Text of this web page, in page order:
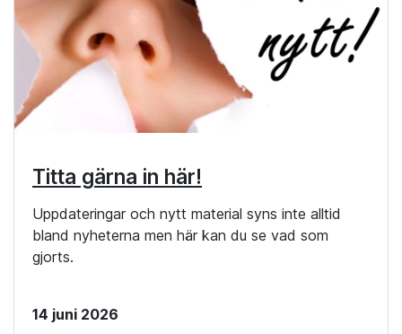
Titta gärna in här!
Uppdateringar och nytt material syns inte alltid
bland nyheterna men här kan du se vad som
gjorts.
14 juni 2026